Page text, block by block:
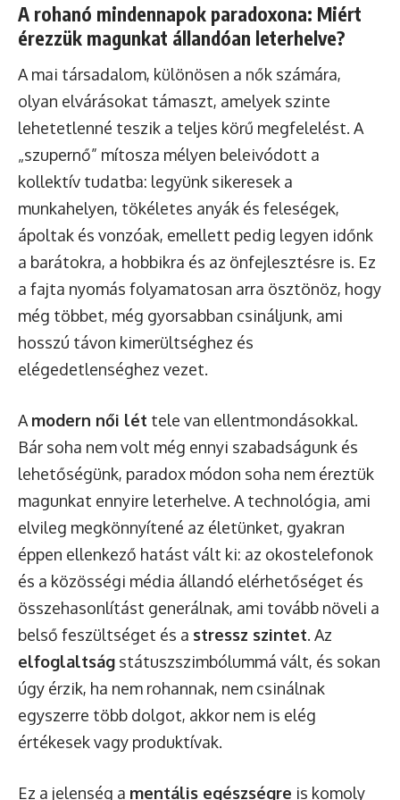
A rohanó mindennapok paradoxona: Miért
érezzük magunkat állandóan leterhelve?
A mai társadalom, különösen a nők számára,
olyan elvárásokat támaszt, amelyek szinte
lehetetlenné teszik a teljes körű megfelelést. A
„szupernő” mítosza mélyen beleivódott a
kollektív tudatba: legyünk sikeresek a
munkahelyen, tökéletes anyák és feleségek,
ápoltak és vonzóak, emellett pedig legyen időnk
a barátokra, a hobbikra és az önfejlesztésre is. Ez
a fajta nyomás folyamatosan arra ösztönöz, hogy
még többet, még gyorsabban csináljunk, ami
hosszú távon kimerültséghez és
elégedetlenséghez vezet.
A modern női lét tele van ellentmondásokkal.
Bár soha nem volt még ennyi szabadságunk és
lehetőségünk, paradox módon soha nem éreztük
magunkat ennyire leterhelve. A technológia, ami
elvileg megkönnyítené az életünket, gyakran
éppen ellenkező hatást vált ki: az okostelefonok
és a közösségi média állandó elérhetőséget és
összehasonlítást generálnak, ami tovább növeli a
belső feszültséget és a stressz szintet. Az
elfoglaltság státuszszimbólummá vált, és sokan
úgy érzik, ha nem rohannak, nem csinálnak
egyszerre több dolgot, akkor nem is elég
értékesek vagy produktívak.
Ez a jelenség a mentális egészségre is komoly